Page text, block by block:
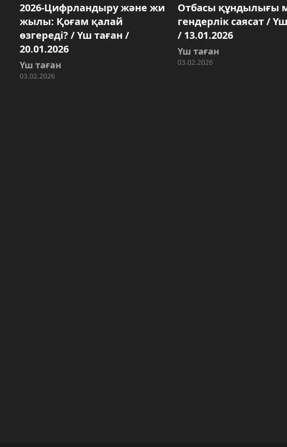
2026-Цифрландыру және жи
жылы: Қоғам қалай
өзгереді? / Үш таған /
20.01.2026
Үш таған
03.02.2026
Отбасы құндылығы
гендерлік саясат /
/ 13.01.2026
Үш таған
03.02.2026